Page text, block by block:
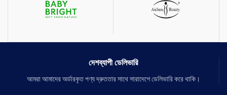
দেশব্যাপী ডেলিভারি
আমরা আমাদের অর্ডারকৃত পণ্য দ্রুততার সাথে সারাদেশে ডেলিভারি করে থাকি।